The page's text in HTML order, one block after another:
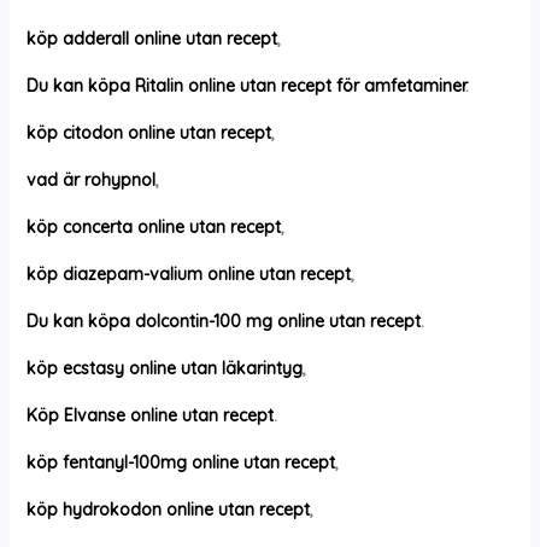
köp adderall online utan recept,
Du kan köpa Ritalin online utan recept för amfetaminer.
köp citodon online utan recept,
vad är rohypnol,
köp concerta online utan recept,
köp diazepam-valium online utan recept,
Du kan köpa dolcontin-100 mg online utan recept.
köp ecstasy online utan läkarintyg,
Köp Elvanse online utan recept.
köp fentanyl-100mg online utan recept,
köp hydrokodon online utan recept,